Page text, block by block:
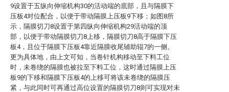
9设置于五纵向伸缩机构30的活动端的底部，且与隔膜下
压板4对位配合，以便于带动隔膜上压板9下移；如图8所
示，隔膜切刀8设置于第四纵向伸缩机构29活动端的顶
部，以便于带动隔膜切刀8上移，隔膜切刀8高于隔膜下压
板4，且位于隔膜下压板4靠近隔膜收尾辅助辊7的一侧。
更为具体地，由上文可知，当卷针机构移动至下料工位
时，未卷绕的隔膜也被拉至下料工位，这时通过隔膜上压
板9的下移和隔膜下压板4的上移可将该未卷绕的隔膜压
紧，与此同时可再通过高位设置的隔膜切刀8则可实现对未